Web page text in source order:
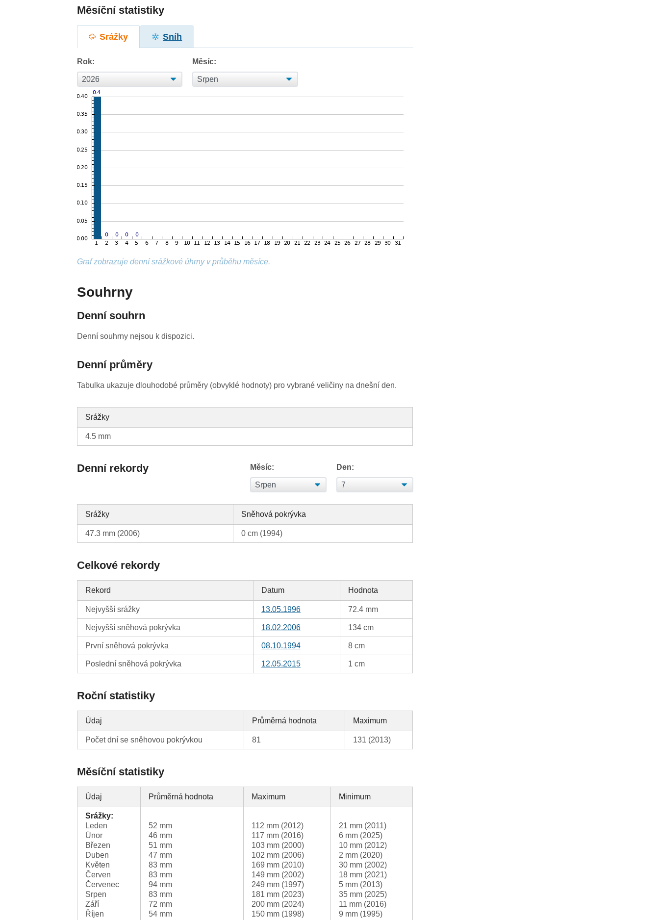
Měsíční statistiky
Srážky Sníh
Rok: Měsíc:
Graf zobrazuje denní srážkové úhrny v průběhu měsíce.
Souhrny
Denní souhrn
Denní souhrny nejsou k dispozici.
Denní průměry
Tabulka ukazuje dlouhodobé průměry (obvyklé hodnoty) pro vybrané veličiny na dnešní den.
Srážky
4.5 mm
Denní rekordy Měsíc: Den:
Srážky Sněhová pokrývka
47.3 mm (2006) 0 cm (1994)
Celkové rekordy
Rekord Datum Hodnota
Nejvyšší srážky 13.05.1996 72.4 mm
Nejvyšší sněhová pokrývka 18.02.2006 134 cm
První sněhová pokrývka 08.10.1994 8 cm
Poslední sněhová pokrývka 12.05.2015 1 cm
Roční statistiky
Údaj Průměrná hodnota Maximum
Počet dní se sněhovou pokrývkou 81 131 (2013)
Měsíční statistiky
Údaj Průměrná hodnota Maximum Minimum
Srážky:
Leden
Únor
Březen
Duben
Květen
Červen
Červenec
Srpen
Září
Říjen
52 mm
46 mm
51 mm
47 mm
83 mm
83 mm
94 mm
83 mm
72 mm
54 mm
112 mm (2012)
117 mm (2016)
103 mm (2000)
102 mm (2006)
169 mm (2010)
149 mm (2002)
249 mm (1997)
181 mm (2023)
200 mm (2024)
150 mm (1998)
21 mm (2011)
6 mm (2025)
10 mm (2012)
2 mm (2020)
30 mm (2002)
18 mm (2021)
5 mm (2013)
35 mm (2025)
11 mm (2016)
9 mm (1995)